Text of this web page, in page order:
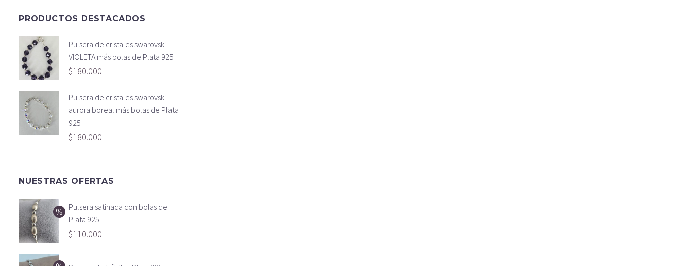
PRODUCTOS DESTACADOS
Pulsera de cristales swarovski
VIOLETA más bolas de Plata 925
$180.000
Pulsera de cristales swarovski
aurora boreal más bolas de Plata
925
$180.000
NUESTRAS OFERTAS
Pulsera satinada con bolas de
Plata 925
$110.000